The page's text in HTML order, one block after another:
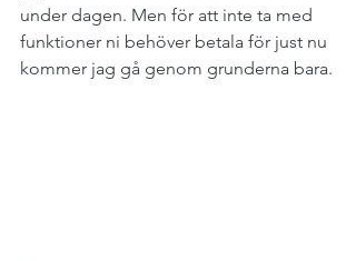
under dagen. Men för att inte ta med
funktioner ni behöver betala för just nu
kommer jag gå genom grunderna bara.